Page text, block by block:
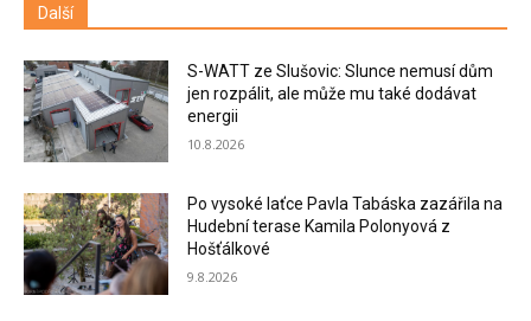
Další
S-WATT ze Slušovic: Slunce nemusí dům
jen rozpálit, ale může mu také dodávat
energii
10.8.2026
Po vysoké laťce Pavla Tabáska zazářila na
Hudební terase Kamila Polonyová z
Hošťálkové
9.8.2026